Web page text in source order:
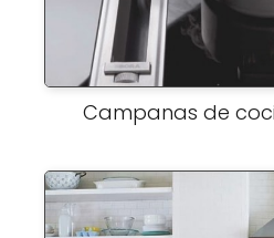
Campanas de